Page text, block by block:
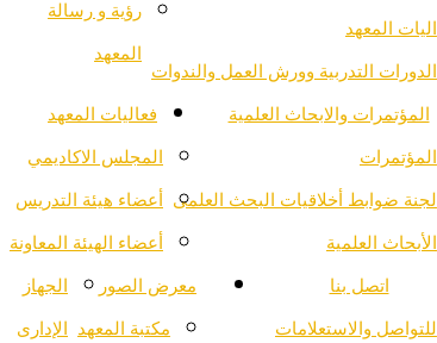
اليات المعهد
الدورات التدربية وورش العمل والندوات
المؤتمرات والابحاث العلمية
المؤتمرات
لجنة ضوابط أخلاقيات البحث العلمى
الأبحاث العلمية
فعاليات المعهد
اتصل بنا
للتواصل والاستعلامات
معرض الصور
مكتبة المعهد
رؤية و رسالة
المعهد
المجلس الاكاديمي
أعضاء هيئة التدريس
أعضاء الهيئة المعاونة
الجهاز
الإدارى